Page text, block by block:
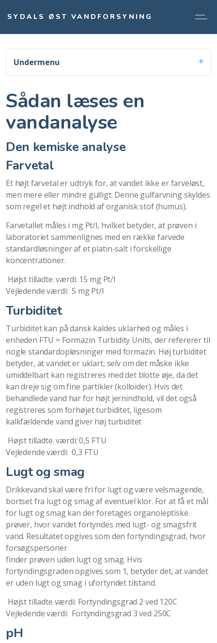
SYDALS ØST VANDFORSYNING
Undermenu
Sådan læses en
vandanalyse
Den kemiske analyse
Farvetal
Et højt farvetal er udtryk for, at vandet ikke er farveløst,
men mere eller mindre gulligt. Denne gulfarvning skyldes
som regel et højt indhold af organisk stof (humus).
Farvetallet måles i mg Pt/l, hvilket betyder, at prøven i
laboratoriet sammenlignes med en række farvede
standardløsninger af et platin-salt i forskellige
koncentrationer.
Højst tilladte. værdi: 15 mg Pt/l
Vejledende værdi: 5 mg Pt/l
Turbiditet
Turbiditet kan på dansk kaldes uklarhed og måles i
enheden FTU = Formazin Turbidity Units, der refererer til
nogle standardopløsninger med formazin. Høj turbiditet
betyder, at vandet er uklart, selv om det måske ikke
umiddelbart kan registreres med det blotte øje, da det
kan dreje sig om fine partikler (kolloider). Hvis det
behandlede vand har for højt jernindhold, vil det også
registreres som forhøjet turbiditet, ligesom
kalkfældende vand giver høj turbiditet
Højst tilladte. værdi: 0,5 FTU
Vejledende værdi: 0,3 FTU
Lugt og smag
Drikkevand skal være fri for lugt og være velsmagende,
bortset fra lugt og smag af eventuel klor. For at få et mål
for lugt og smag kan der foretages organoleptiske
prøver, hvor vandet fortyndes med lugt- og smagsfrit
vand. Resultatet opgives som den fortyndingsgrad, hvor
forsøgspersoner
finder prøven uden lugt og smag. Hvis
fortyndingsgraden opgives som 1, betyder det, at vandet
er uden lugt og smag i ufortyndet tilstand.
Højst tilladte værdi: Fortyndingsgrad 2 ved 120C
Vejledende værdi: Fortyndingsgrad 3 ved 250C
pH